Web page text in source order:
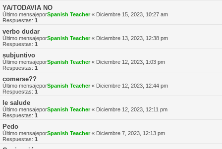
YA/TODAVIA NO
Último mensajeporSpanish Teacher« Diciembre 15, 2023, 10:27 am
Respuestas: 1
verbo dudar
Último mensajeporSpanish Teacher« Diciembre 13, 2023, 12:38 pm
Respuestas: 1
subjuntivo
Último mensajeporSpanish Teacher« Diciembre 12, 2023, 1:03 pm
Respuestas: 1
comerse??
Último mensajeporSpanish Teacher« Diciembre 12, 2023, 12:44 pm
Respuestas: 1
le salude
Último mensajeporSpanish Teacher« Diciembre 12, 2023, 12:11 pm
Respuestas: 1
Pedo
Último mensajeporSpanish Teacher« Diciembre 7, 2023, 12:13 pm
Respuestas: 1